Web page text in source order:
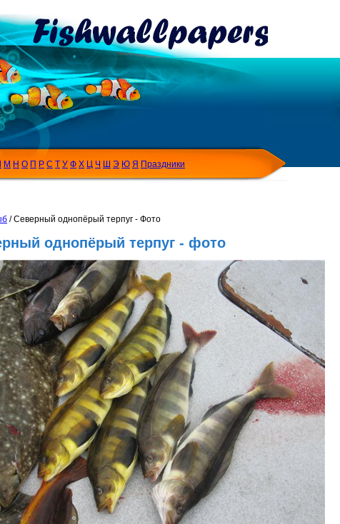
М Н О П Р С Т У Ф Х Ц Ч Ш Э Ю Я Праздники
/ Северный однопёрый терпуг - Фото
однопёрый терпуг - фото